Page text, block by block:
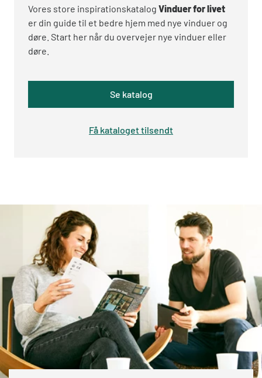
Vores store inspirationskatalog Vinduer for livet
er din guide til et bedre hjem med nye vinduer og
døre. Start her når du overvejer nye vinduer eller
døre.
Se katalog
Få kataloget tilsendt